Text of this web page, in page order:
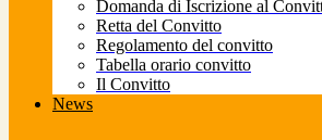
Domanda di Iscrizione al
Retta del Convitto
Regolamento del convitto
Tabella orario convitto
Il Convitto
News